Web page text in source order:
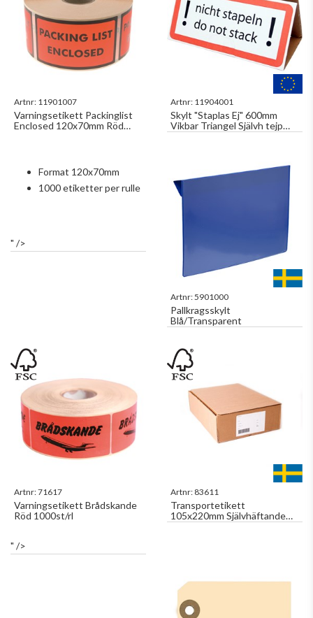
Artnr: 11901007
Varningsetikett Packinglist
Enclosed 120x70mm Röd
Format 120x70mm
1000 etiketter per rulle
" />
Artnr: 11904001
Skylt "Staplas Ej" 600mm
Vikbar Triangel Självh tejp
mot pall Pris gäller 1 ark=3
Artnr:5901000
Pallkragsskylt
Blå/Transparent
Artnr:71617
Varningsetikett Brådskande
Röd 1000st/rl
" />
Artnr: 83611
Transportetikett
105x220mm Självhäftande
Utan Kvittodel 2st/ark x